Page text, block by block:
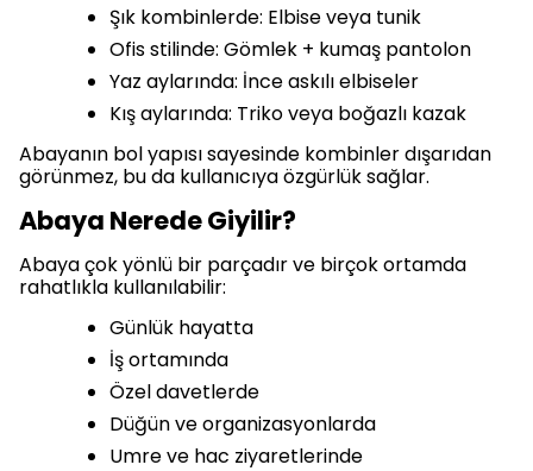
Şık kombinlerde: Elbise veya tunik
Ofis stilinde: Gömlek + kumaş pantolon
Yaz aylarında: İnce askılı elbiseler
Kış aylarında: Triko veya boğazlı kazak
Abayanın bol yapısı sayesinde kombinler dışarıdan
görünmez, bu da kullanıcıya özgürlük sağlar.
Abaya Nerede Giyilir?
Abaya çok yönlü bir parçadır ve birçok ortamda
rahatlıkla kullanılabilir:
Günlük hayatta
İş ortamında
Özel davetlerde
Düğün ve organizasyonlarda
Umre ve hac ziyaretlerinde